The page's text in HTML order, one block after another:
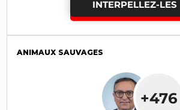
INTERPELLEZ-LES
ANIMAUX SAUVAGES
+476